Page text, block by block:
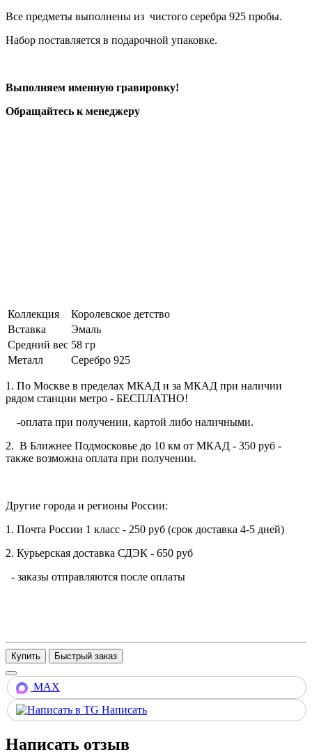
Все предметы выполнены из чистого серебра 925 пробы.
Набор поставляется в подарочной упаковке.
Выполняем именную гравировку!
Обращайтесь к менеджеру
Коллекция
Королевское детство
Вставка
Эмаль
Средний вес 58 гр
Металл
Серебро 925
1. По Москве в пределах МКАД и за МКАД при наличии
рядом станции метро - БЕСПЛАТНО!
-оплата при получении, картой либо наличными.
2. В Ближнее Подмосковье до 10 км от МКАД - 350 руб -
также возможна оплата при получении.
Другие города и регионы России:
1. Почта России 1 класс - 250 руб (срок доставка 4-5 дней)
2. Курьерская доставка СДЭК - 650 руб
- заказы отправляются после оплаты
Купить
MAX
Написать
Написать отзыв